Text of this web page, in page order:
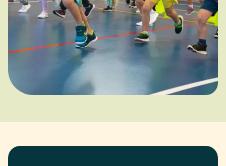
Gymnathlon